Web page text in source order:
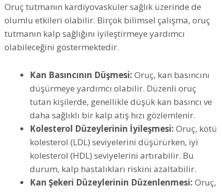
Oruç tutmanın kardiyovasküler sağlık üzerinde de
olumlu etkileri olabilir. Birçok bilimsel çalışma, oruç
tutmanın kalp sağlığını iyileştirmeye yardımcı
olabileceğini göstermektedir.
Kan Basıncının Düşmesi: Oruç, kan basıncını
düşürmeye yardımcı olabilir. Düzenli oruç
tutan kişilerde, genellikle düşük kan basıncı ve
daha sağlıklı bir kalp atış hızı gözlemlenir.
Kolesterol Düzeylerinin İyileşmesi: Oruç, kötü
kolesterol (LDL) seviyelerini düşürürken, iyi
kolesterol (HDL) seviyelerini artırabilir. Bu
durum, kalp hastalıkları riskini azaltabilir.
Kan Şekeri Düzeylerinin Düzenlenmesi: Oruç,